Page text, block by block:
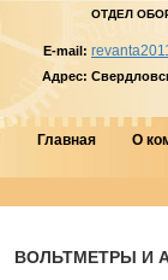
ОТДЕЛ
E-mail:
Адрес:
Главная О
ВОЛЬТМЕТРЫ И